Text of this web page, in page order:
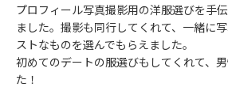
プロフィール写真撮影用の洋服選びを手
ました。撮影も同行してくれて、一緒に
ストなものを選んでもらえました。
初めてのデートの服選びもしてくれて、
た！